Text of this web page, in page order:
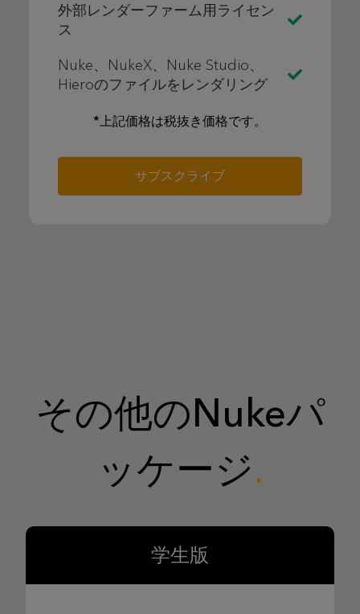
外部レンダーファーム用ライセン
ス
Nuke、NukeX、Nuke Studio、
Hieroのファイルをレンダリング
*上記価格は税抜き価格です。
サブスクライブ
その他のNukeパ
ッケージ
学生版